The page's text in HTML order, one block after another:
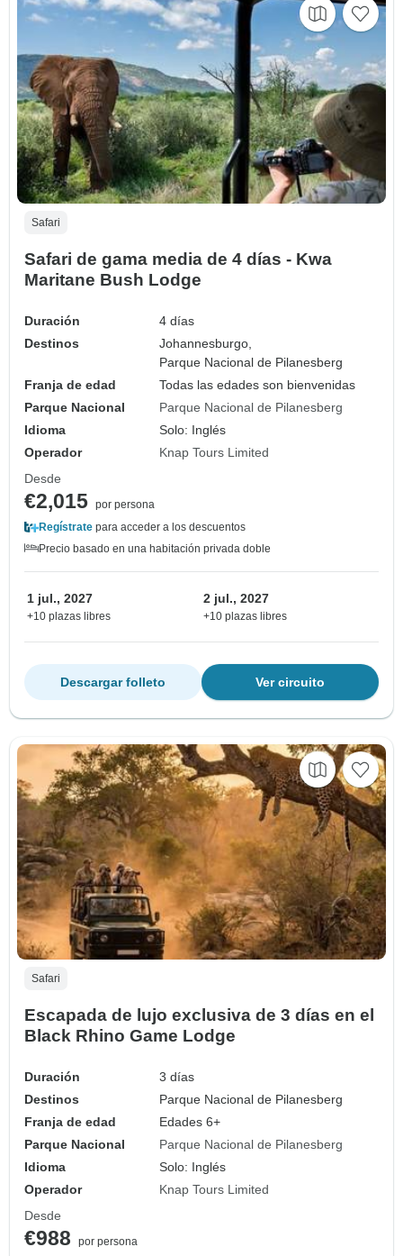
Safari
Safari de gama media de 4 días - Kwa
Maritane Bush Lodge
Duración
4 días
Destinos
Johannesburgo,
Parque Nacional de Pilanesberg
Franja de edad
Todas las edades son bienvenidas
Parque Nacional
Parque Nacional de Pilanesberg
Idioma
Solo: Inglés
Operador
Knap Tours Limited
Desde
€2,015 por persona
Regístrate para acceder a los descuentos
Precio basado en una habitación privada doble
1 jul., 2027
+10 plazas libres
2 jul., 2027
+10 plazas libres
Ver circuito
Descargar folleto
Safari
Escapada de lujo exclusiva de 3 días en el
Black Rhino Game Lodge
Duración
3 días
Destinos
Parque Nacional de Pilanesberg
Franja de edad
Edades 6+
Parque Nacional
Parque Nacional de Pilanesberg
Idioma
Solo: Inglés
Operador
Knap Tours Limited
Desde
€988 por persona